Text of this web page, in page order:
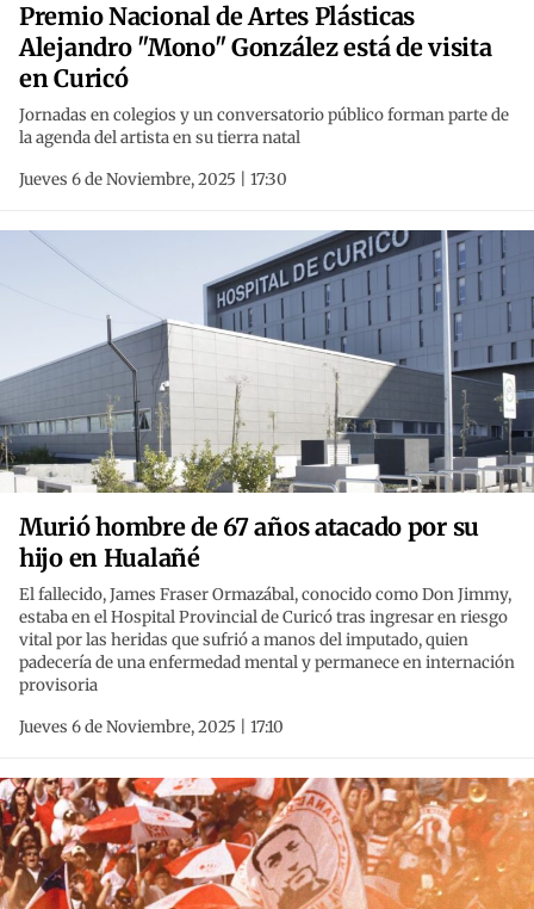
Premio Nacional de Artes Plásticas
Alejandro "Mono" González está de visita
en Curicó
Jornadas en colegios y un conversatorio público forman parte de
la agenda del artista en su tierra natal
Jueves 6 de Noviembre, 2025 | 17:30
Murió hombre de 67 años atacado por su
hijo en Hualañé
El fallecido, James Fraser Ormazábal, conocido como Don Jimmy,
estaba en el Hospital Provincial de Curicó tras ingresar en riesgo
vital por las heridas que sufrió a manos del imputado, quien
padecería de una enfermedad mental y permanece en internación
provisoria
Jueves 6 de Noviembre, 2025 | 17:10